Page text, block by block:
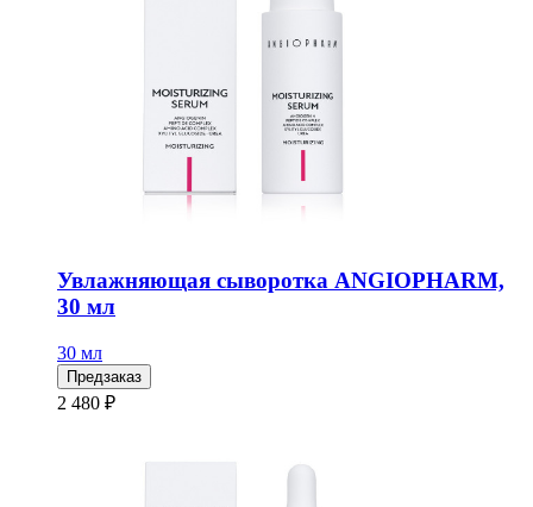
Увлажняющая сыворотка ANGIOPHARM,
30 мл
30 мл
Предзаказ
2 480 ₽